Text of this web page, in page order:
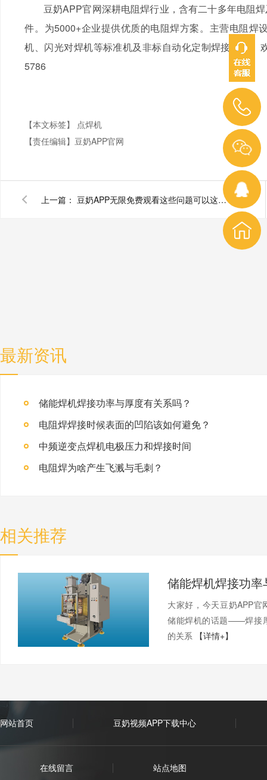
豆奶APP官网深耕电阻焊行业，含有二十多年电阻
件。为5000+企业提供优质的电阻焊方案。主营电阻焊设备
机、闪光对焊机等标准机及非标自动化定制焊接产线
5786
【本文标签】 点焊机
【责任编辑】 豆奶APP官网
上一篇： 豆奶APP无限免费观看这些问题可以这样解决
最新资讯
储能焊机焊接功率与厚度有关系吗？
电阻焊焊接时候表面的凹陷该如何避免？
中频逆变点焊机电极压力和焊接时间
电阻焊为啥产生飞溅与毛刺？
相关推荐
大家好，今天豆奶APP
储能焊机的话题——焊接
的关系 【详情+】
网站首页 豆奶视频APP下载中心
在线留言 站点地图